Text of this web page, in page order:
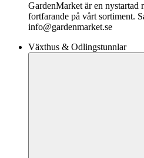
GardenMarket är en nystartad
fortfarande på vårt sortiment.
info@gardenmarket.se
Växthus & Odlingstunnlar